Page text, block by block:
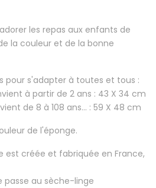
adorer les repas aux enfants de
la couleur et de la bonne
pour s'adapter à toutes et tous :
à partir de 2 ans : 43 X 34 cm
de 8 à 108 ans... : 59 X 48 cm
de l'éponge.
est créée et fabriquée en France,
passe au sèche-linge